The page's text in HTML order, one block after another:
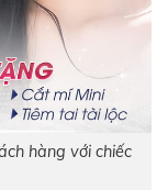
hàng với chiếc